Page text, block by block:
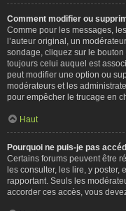
Comment modifier ou
Comme pour les messages,
l’auteur original, un
sondage, cliquez sur le bouton
toujours celui auquel est
peut modifier une option ou
modérateurs et les
pour empêcher le trucage en
Haut
Pourquoi ne puis-je pas
Certains forums peuvent être
les consulter, les lire, y poster,
rapportant. Seuls les
accorder ces accès, vous